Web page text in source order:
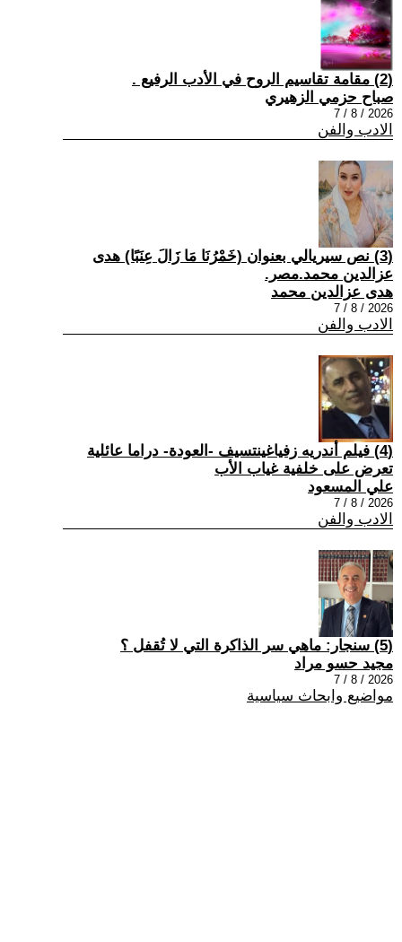
(2) مقامة تقاسيم الروح في الأدب الرفيع .
صباح حزمي الزهيري
2026 / 8 / 7
الادب والفن
(3) نص سيريالي بعنوان (خَمْرُنَا مَا زَالَ عِنَبًا) هدى
عزالدين محمد.مصر.
هدى عزالدين محمد
2026 / 8 / 7
الادب والفن
(4) فيلم أندريه زفياغينتسيف -العودة- دراما عائلية
تعرض على خلفية غياب الأب
علي المسعود
2026 / 8 / 7
الادب والفن
(5) سنجار: ماهي سر الذاكرة التي لا تُقفل ؟
مجيد حسو مراد
2026 / 8 / 7
مواضيع وابحاث سياسية